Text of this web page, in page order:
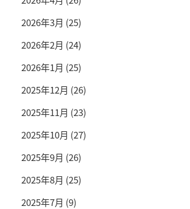
2026年3月 (25)
2026年2月 (24)
2026年1月 (25)
2025年12月 (26)
2025年11月 (23)
2025年10月 (27)
2025年9月 (26)
2025年8月 (25)
2025年7月 (9)